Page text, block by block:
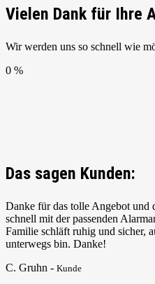
Vielen Dank für Ihre
Wir werden uns so schnell wie
0 %
Das sagen Kunden:
Danke für das tolle Angebot und
schnell mit der passenden
Familie schläft ruhig und sicher,
unterwegs bin. Danke!
C. Gruhn - Kunde